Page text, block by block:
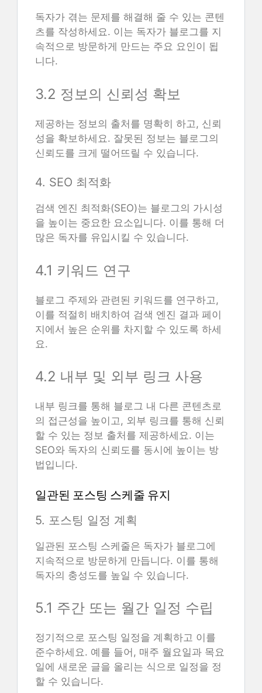
독자가 겪는 문제를 해결해 줄 수 있는 콘텐
츠를 작성하세요. 이는 독자가 블로그를 지
속적으로 방문하게 만드는 주요 요인이 됩
니다.
3.2 정보의 신뢰성 확보
제공하는 정보의 출처를 명확히 하고, 신뢰
성을 확보하세요. 잘못된 정보는 블로그의
신뢰도를 크게 떨어뜨릴 수 있습니다.
4. SEO 최적화
검색 엔진 최적화(SEO)는 블로그의 가시성
을 높이는 중요한 요소입니다. 이를 통해 더
많은 독자를 유입시킬 수 있습니다.
4.1 키워드 연구
블로그 주제와 관련된 키워드를 연구하고,
이를 적절히 배치하여 검색 엔진 결과 페이
지에서 높은 순위를 차지할 수 있도록 하세
요.
4.2 내부 및 외부 링크 사용
내부 링크를 통해 블로그 내 다른 콘텐츠로
의 접근성을 높이고, 외부 링크를 통해 신뢰
할 수 있는 정보 출처를 제공하세요. 이는
SEO와 독자의 신뢰도를 동시에 높이는 방
법입니다.
일관된 포스팅 스케줄 유지
5. 포스팅 일정 계획
일관된 포스팅 스케줄은 독자가 블로그에
지속적으로 방문하게 만듭니다. 이를 통해
독자의 충성도를 높일 수 있습니다.
5.1 주간 또는 월간 일정 수립
정기적으로 포스팅 일정을 계획하고 이를
준수하세요. 예를 들어, 매주 월요일과 목요
일에 새로운 글을 올리는 식으로 일정을 정
할 수 있습니다.